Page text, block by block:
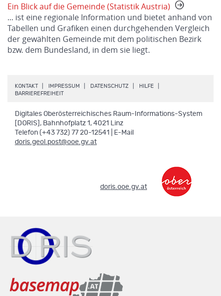
Ein Blick auf die Gemeinde (Statistik Austria)
... ist eine regionale Information und bietet anhand von
Tabellen und Grafiken einen durchgehenden Vergleich
der gewählten Gemeinde mit dem politischen Bezirk
bzw. dem Bundesland, in dem sie liegt.
KONTAKT IMPRESSUM DATENSCHUTZ HILFE
BARRIEREFREIHEIT.
Digitales Oberösterreichisches Raum-Informations-System
[DORIS], Bahnhofplatz 1, 4021 Linz
Telefon (+43 732) 77 20-12541 | E-Mail
doris.geol.post@ooe.gv.at
doris.ooe.gv.at.